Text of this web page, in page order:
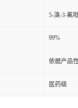
5-溴-3-氟
99%
依据产品
医药级